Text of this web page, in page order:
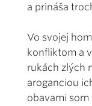
a prináša
Vo svojej
konfliktom a
rukách zlých
aroganciou
obavami som